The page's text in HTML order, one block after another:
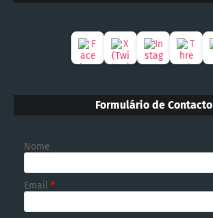
Formulário de Contacto
Nome
Email *